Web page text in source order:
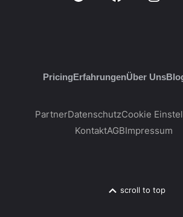
PricingErfahrungenÜber Uns
PartnerDatenschutzCookie
KontaktAGBImpressum
scroll to top